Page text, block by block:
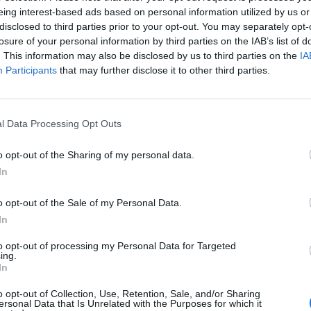
interest-based ads based on personal information utilized by us
to third parties prior to your opt-out. You may separately
of your personal information by third parties on the IAB’s list of
This information may also be disclosed by us to third parties on the
Participants that may further disclose it to other third parties.
Data Processing Opt Outs
opt-out of the Sharing of my personal data.
opt-out of the Sale of my Personal Data.
opt-out of processing my Personal Data for Targeted
opt-out of Collection, Use, Retention, Sale, and/or Sharing
Data that Is Unrelated with the Purposes for which it
Eugene Stiglitz szerint a bitcoin egy izgalmas lufi,
lehet felügyelni. Szerinte nem szabadna
ezer dollár felett is megforduló bitcoinról. A közgazdász
sokra, mert a kriptopénz sikeresen oldotta meg, hogy
hatósági ráhatás nélkül működjön. Szerinte a
portfolio.hu hírarchívumához tartozik, melynek olvasása
tartalmazza:
cikkarchívum
elmúlt 2 év napon belüli